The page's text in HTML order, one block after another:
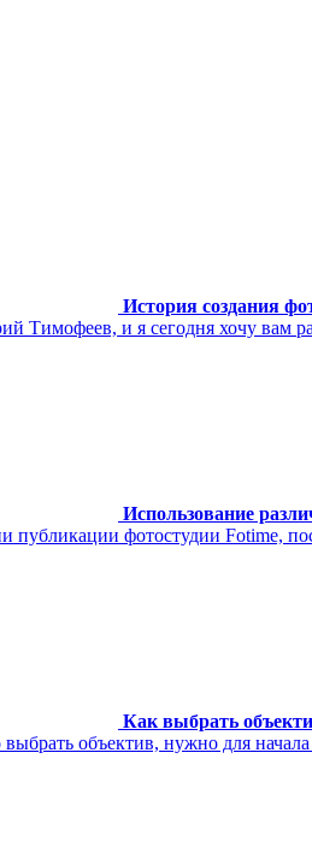
История создания
Тимофеев, и я сегодня хочу вам
Использование
публикации фотостудии Fotime,
Как выбрать
объектив, нужно для